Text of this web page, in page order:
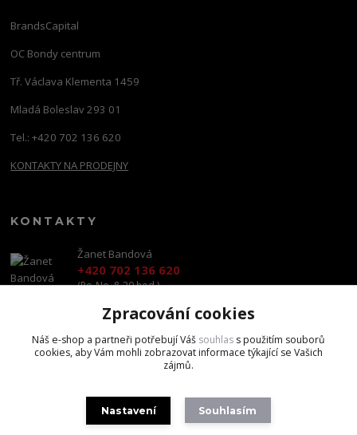
BrandsCapital
OC Bondy centrum
Tř. Václava Klementa 1459
Mladá Boleslav 293 01
Tel.: +420 702 136 620
KONTAKTY NA PRODEJNY
KONTAKTY
Žanet Bandová
+420 702 136 620
(Po-Ne, 8-20 hod.)
shop@brandscapital.cz
Zpracování cookies
Náš e-shop a partneři potřebují Váš souhlas s použitím souborů
cookies, aby Vám mohli zobrazovat informace týkající se Vašich
zájmů.
Nastavení Souhlasím